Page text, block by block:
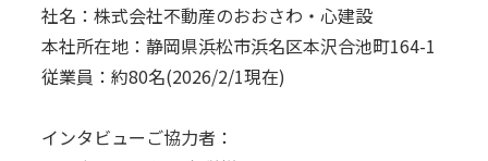
社名：株式会社不動産のおおさわ・心建設
本社所在地：静岡県浜松市浜名区本沢合池町164-1
従業員：約80名(2026/2/1現在)
インタビューご協力者：